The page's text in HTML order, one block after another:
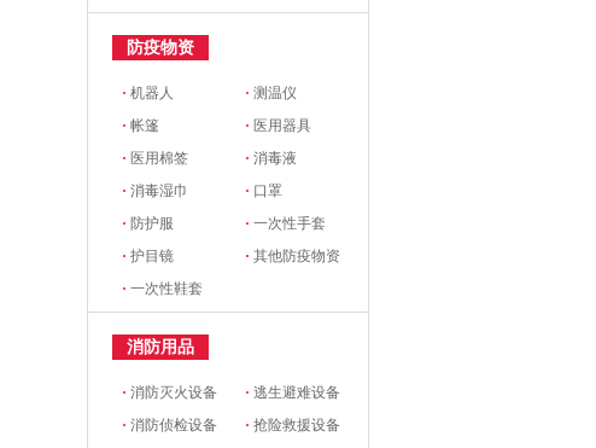
防疫物资
·机器人 ·测温仪
·帐篷 · 医用器具
· 医用棉签 ·消毒液
·消毒湿巾 · 口罩
· 防护服 ·一次性手套
·护目镜 ·其他防疫物资
·一次性鞋套
消防用品
·消防灭火设备 ·逃生避难设备
·消防侦检设备 ·抢险救援设备